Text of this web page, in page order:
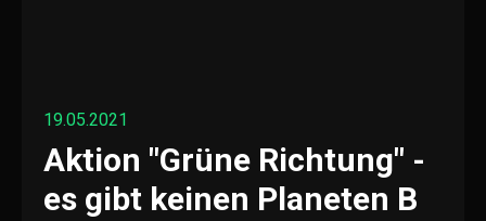
19.05.2021
Aktion "Grüne Richtung" -
es gibt keinen Planeten B